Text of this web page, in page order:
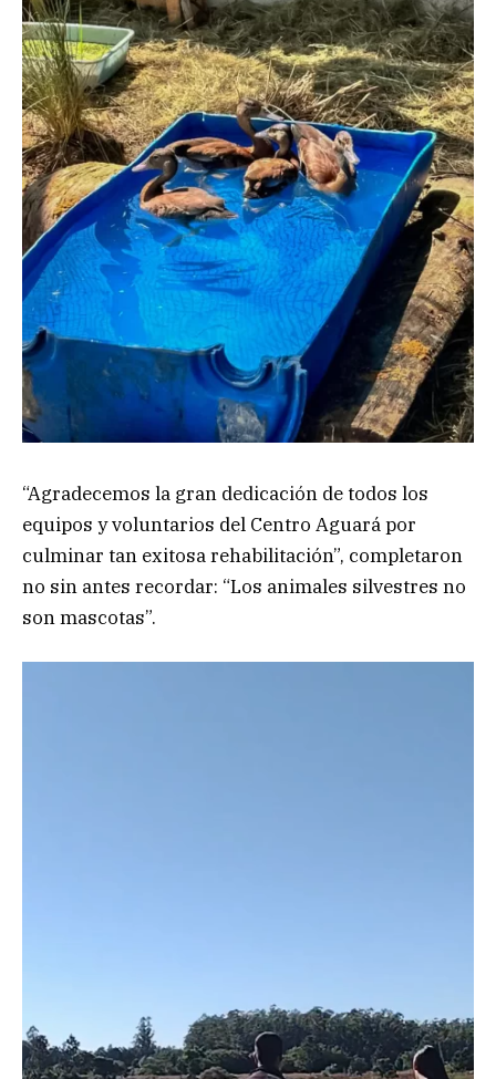
“Agradecemos la gran dedicación de todos los
equipos y voluntarios del Centro Aguará por
culminar tan exitosa rehabilitación”, completaron
no sin antes recordar: “Los animales silvestres no
son mascotas”.